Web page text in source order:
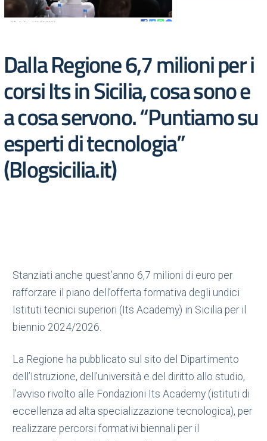
Dalla Regione 6,7 milioni per i
corsi Its in Sicilia, cosa sono e
a cosa servono. “Puntiamo su
esperti di tecnologia”
(Blogsicilia.it)
Stanziati anche quest’anno 6,7 milioni di euro per
rafforzare il piano dell’offerta formativa degli undici
Istituti tecnici superiori (Its Academy) in Sicilia per il
biennio 2024/2026.
La Regione ha pubblicato sul sito del Dipartimento
dell’Istruzione, dell’università e del diritto allo studio,
l’avviso rivolto alle Fondazioni Its Academy (istituti di
eccellenza ad alta specializzazione tecnologica), per
realizzare percorsi formativi biennali per il